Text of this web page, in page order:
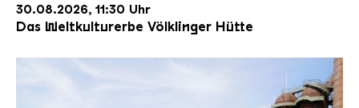
30.08.2026, 11:30 Uhr
Das Weltkulturerbe Völklinger Hütte